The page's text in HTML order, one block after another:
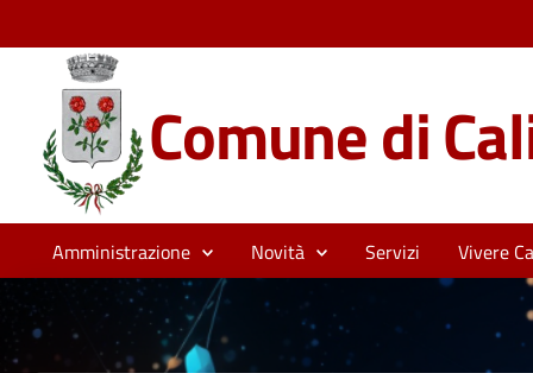
Comune di
Amministrazione Novità Servizi Vivere